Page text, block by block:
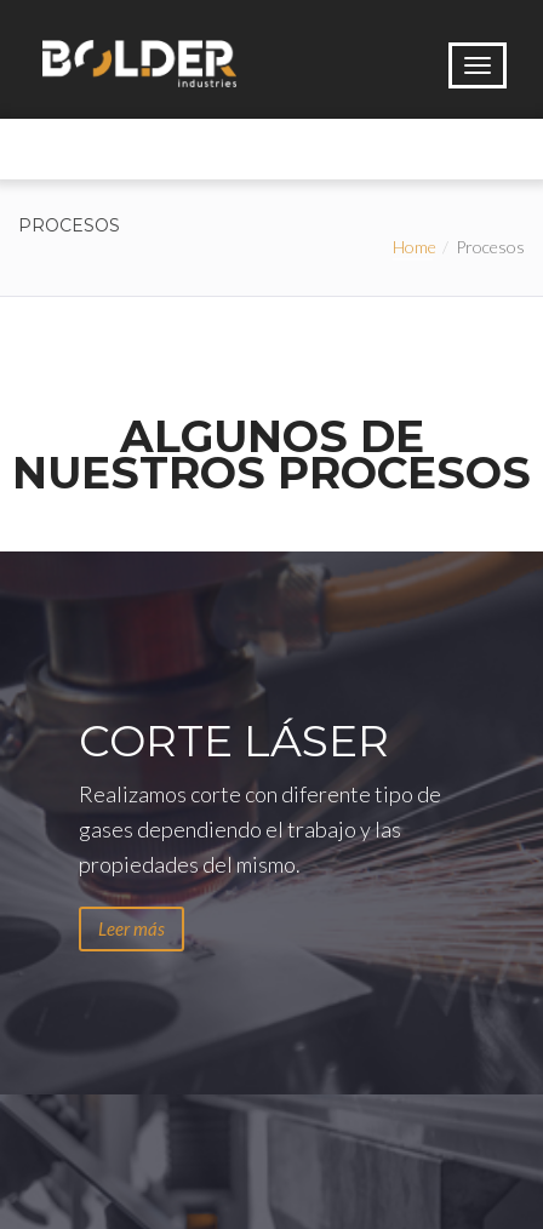
PROCESOS
Home Procesos
ALGUNOS DE
NUESTROS PROCESOS
CORTE LÁSER
Realizamos corte con diferente tipo de
gases dependiendo el trabajo y las
propiedades del mismo.
Leer más